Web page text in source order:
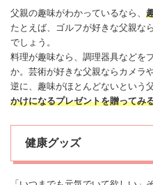
父親の趣味がわかっているなら、
たとえば、ゴルフが好きな父親な
でしょう。
料理が趣味なら、調理器具などを
か。芸術が好きな父親ならカメラ
逆に、趣味がほとんどないという
かけになるプレゼントを贈ってみ
健康グッズ